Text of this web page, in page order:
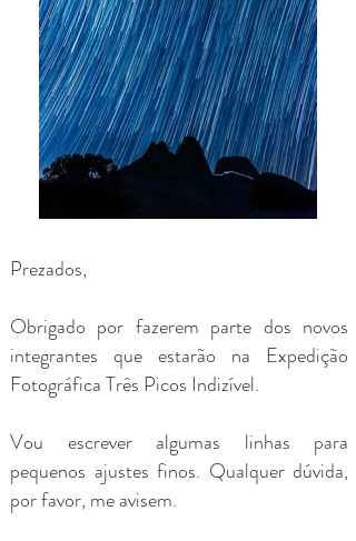
Prezados,
Obrigado por fazerem parte dos novos
integrantes que estarão na Expedição
Fotográfica Três Picos Indizível.
Vou escrever algumas linhas para
pequenos ajustes finos. Qualquer dúvida,
por favor, me avisem.